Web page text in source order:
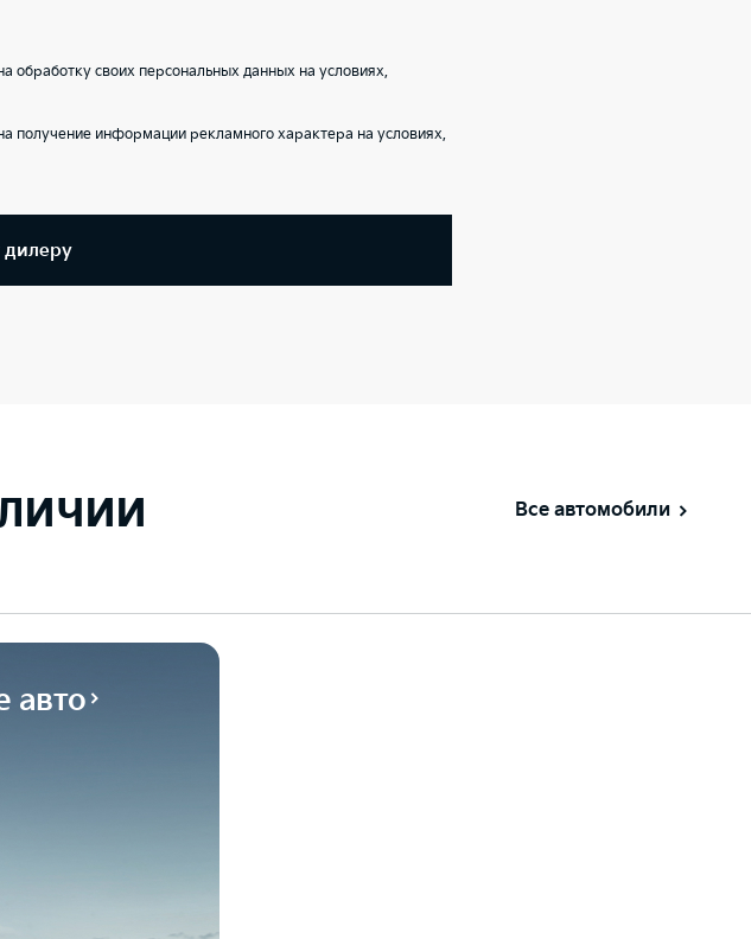
своих персональных данных на условиях,
информации рекламного характера на условиях,
дилеру
Все автомобили
авто